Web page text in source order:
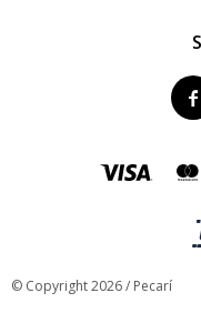

© Copyright 2026 / Pecarí